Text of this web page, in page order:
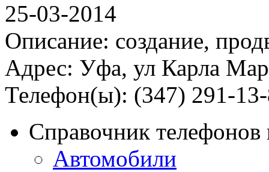
25-03-2014
Описание: создание,
Адрес: Уфа, ул Карла
Телефон(ы): (347) 291-
Справочник
Автомобили